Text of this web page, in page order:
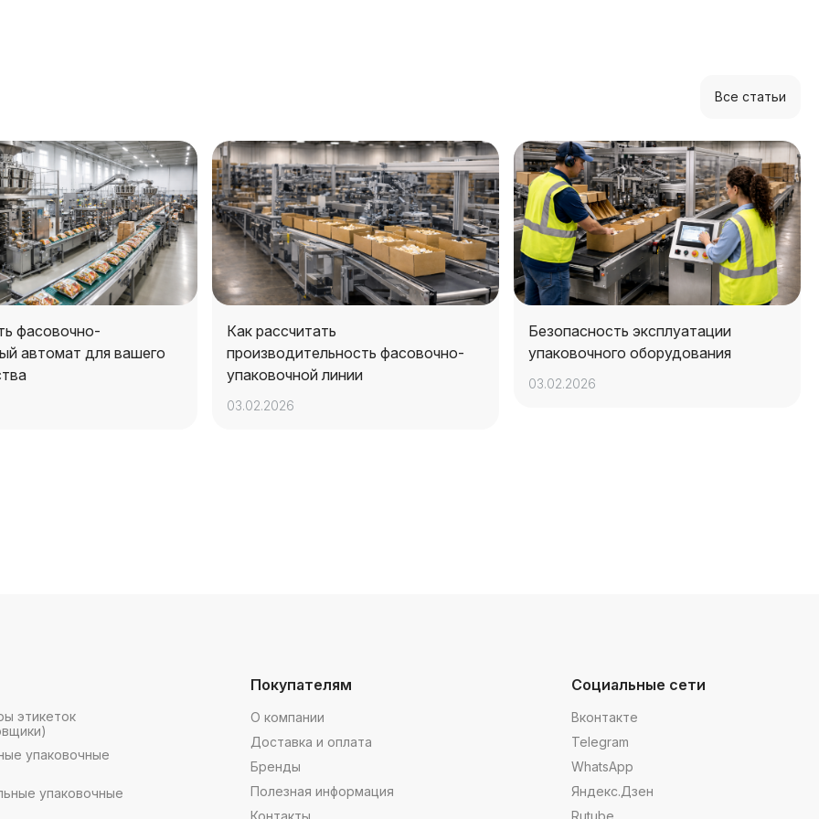
Все статьи
фасовочно-
автомат для вашего
Как рассчитать
производительность фасовочно-
упаковочной линии
03.02.2026
Безопасность эксплуатации
упаковочного оборудования
03.02.2026
этикеток
упаковочные
упаковочные
Покупателям
О компании
Доставка и оплата
Бренды
Полезная информация
Контакты
Социальные сети
Вконтакте
Telegram
WhatsApp
Яндекс.Дзен
Rutube